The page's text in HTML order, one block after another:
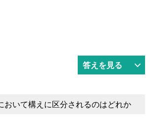
答えを見る
おいて構えに区分されるのはどれか